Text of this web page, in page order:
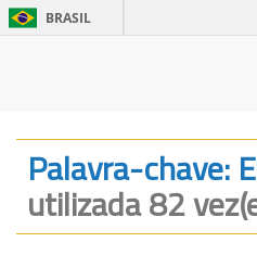
BRASIL
Palavra-chave:
utilizada 82